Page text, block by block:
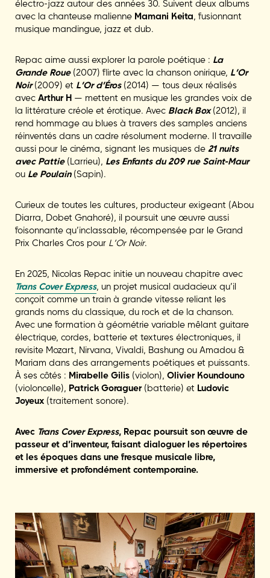
électro-jazz autour des années 30. Suivent deux albums
avec la chanteuse malienne Mamani Keita, fusionnant
musique mandingue, jazz et dub.
Repac aime aussi explorer la parole poétique : La
Grande Roue(2007) flirte avec la chanson onirique, L’Or
Noir(2009) et L’Or d’Éros(2014) — tous deux réalisés
avec Arthur H — mettent en musique les grandes voix de
la littérature créole et érotique. Avec Black Box (2012), il
rend hommage au blues à travers des samples anciens
réinventés dans un cadre résolument moderne. Il travaille
aussi pour le cinéma, signant les musiques de 21 nuits
avec Pattie(Larrieu), Les Enfants du 209 rue Saint-Maur
ou Le Poulain (Sapin).
Curieux de toutes les cultures, producteur exigeant (Abou
Diarra, Dobet Gnahoré), il poursuit une œuvre aussi
foisonnante qu’inclassable, récompensée par le Grand
Prix Charles Cros pour L’Or Noir.
En 2025, Nicolas Repac initie un nouveau chapitre avec
Trans Cover Express, un projet musical audacieux qu’il
conçoit comme un train à grande vitesse reliant les
grands noms du classique, du rock et de la chanson.
Avec une formation à géométrie variable mêlant guitare
électrique, cordes, batterie et textures électroniques, il
revisite Mozart, Nirvana, Vivaldi, Bashung ou Amadou &
Mariam dans des arrangements poétiques et puissants.
À ses côtés : Mirabelle Gilis (violon), Olivier Koundouno
(violoncelle), Patrick Goraguer(batterie) et Ludovic
Joyeux (traitement sonore).
Avec Trans Cover Express, Repac poursuit son œuvre de
passeur et d’inventeur, faisant dialoguer les répertoires
et les époques dans une fresque musicale libre,
immersive et profondément contemporaine.